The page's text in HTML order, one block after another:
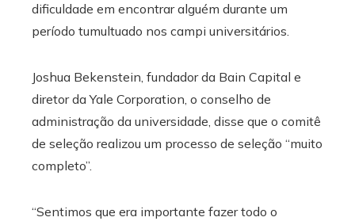
dificuldade em encontrar alguém durante um
período tumultuado nos campi universitários.
Joshua Bekenstein, fundador da Bain Capital e
diretor da Yale Corporation, o conselho de
administração da universidade, disse que o comitê
de seleção realizou um processo de seleção “muito
completo”.
“Sentimos que era importante fazer todo o